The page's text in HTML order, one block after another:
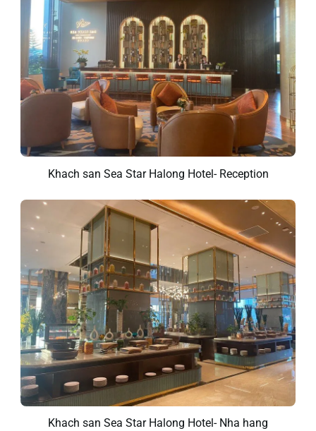
Khach san Sea Star Halong Hotel- Reception
Khach san Sea Star Halong Hotel- Nha hang